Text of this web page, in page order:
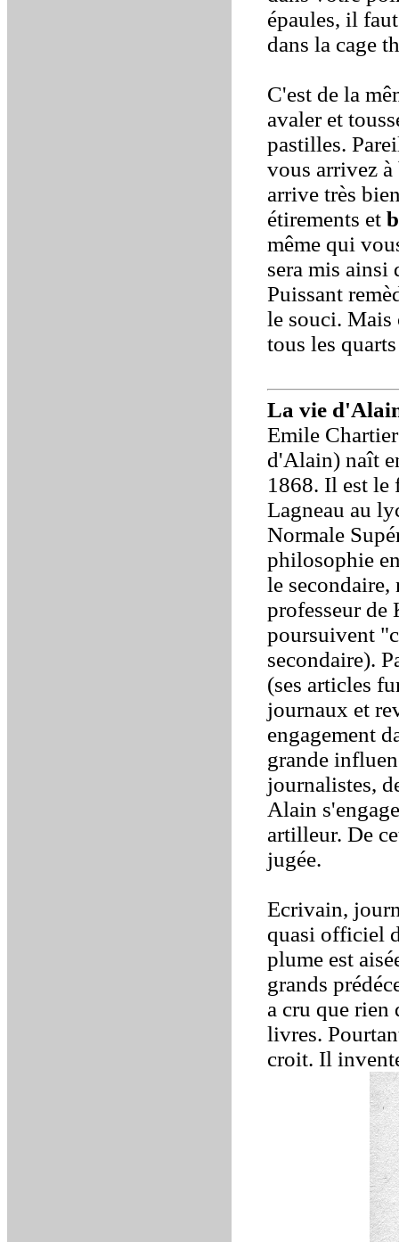
épaules, il
dans la cage
C'est de la
avaler et
pastilles.
vous arrivez à
arrive très
étirements et
même qui
sera mis
Puissant
le souci. Mais
tous les
La vie
Emile
d'Alain) naît
1868. Il est le
Lagneau au
Normale
philosophie
le
professeur
poursuivent
secondaire).
(ses articles
journaux et
engagement
grande
journalistes,
Alain
artilleur. De
jugée.
Ecrivain,
quasi officiel
plume est
grands
a cru que rien
livres.
croit. Il